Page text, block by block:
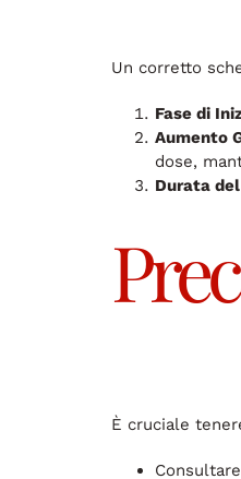
Un corretto
Fase di
Aumento
dose,
Durata
È cruciale